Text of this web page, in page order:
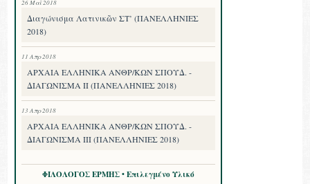
26 Μαΐ 2018
Διαγώνισμα Λατινικῶν ΣΤ’ (ΠΑΝΕΛΛΗΝΙΕΣ
2018)
11 Απρ 2018
ΑΡΧΑΙΑ ΕΛΛΗΝΙΚΑ ΑΝΘΡ/ΚΩΝ ΣΠΟΥΔ. -
ΔΙΑΓΩΝΙΣΜΑ II (ΠΑΝΕΛΛΗΝΙΕΣ 2018)
13 Απρ 2018
ΑΡΧΑΙΑ ΕΛΛΗΝΙΚΑ ΑΝΘΡ/ΚΩΝ ΣΠΟΥΔ. -
ΔΙΑΓΩΝΙΣΜΑ III (ΠΑΝΕΛΛΗΝΙΕΣ 2018)
ΦΙΛΟΛΟΓΟΣ ΕΡΜΗΣ • Επιλεγμένο Υλικό